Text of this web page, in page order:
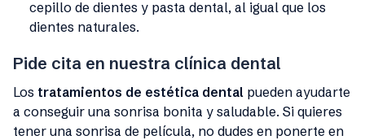
cepillo de dientes y pasta dental, al igual que los
dientes naturales.
Pide cita en nuestra clínica dental
Los tratamientos de estética dental pueden ayudarte
a conseguir una sonrisa bonita y saludable. Si quieres
tener una sonrisa de película, no dudes en ponerte en